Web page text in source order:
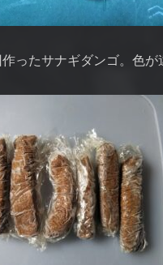
ったサナギダンゴ。色が